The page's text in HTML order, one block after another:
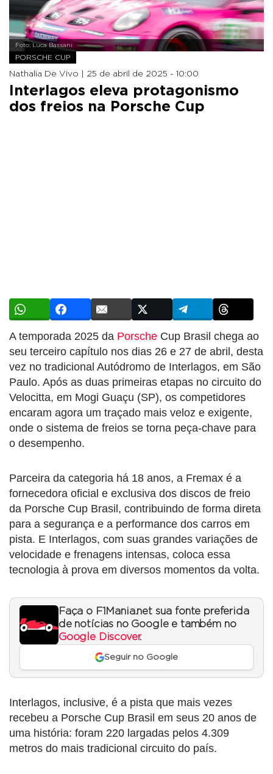
Foto: Luca Bassani
PORSCHE CUP
Nathalia De Vivo | 25 de abril de 2025 - 10:00
Interlagos eleva protagonismo
dos freios na Porsche Cup
A temporada 2025 da Porsche Cup Brasil chega ao
seu terceiro capítulo nos dias 26 e 27 de abril, desta
vez no tradicional Autódromo de Interlagos, em São
Paulo. Após as duas primeiras etapas no circuito do
Velocitta, em Mogi Guaçu (SP), os competidores
encaram agora um traçado mais veloz e exigente,
onde o sistema de freios se torna peça-chave para
o desempenho.
Parceira da categoria há 18 anos, a Fremax é a
fornecedora oficial e exclusiva dos discos de freio
da Porsche Cup Brasil, contribuindo de forma direta
para a segurança e a performance dos carros em
pista. E Interlagos, com suas grandes variações de
velocidade e frenagens intensas, coloca essa
tecnologia à prova em diversos momentos da volta.
Faça o F1Mania.net sua fonte preferida
de notícias no Google e também no
Google Discover.
Seguir no Google
Interlagos, inclusive, é a pista que mais vezes
recebeu a Porsche Cup Brasil em seus 20 anos de
uma história: foram 220 largadas pelos 4.309
metros do mais tradicional circuito do país.